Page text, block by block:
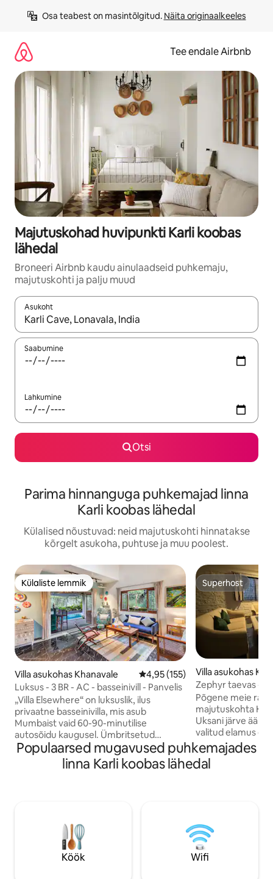
Osa teabest on masintõlgitud. Näita originaalkeeles
Tee endale Airbnb
Majutuskohad huvipunkti Karli koobas
lähedal
Broneeri Airbnb kaudu ainulaadseid puhkemaju,
majutuskohti ja palju muud
Asukoht
Kui tulemused on kuvatud, liigu ekraanil nooleklahvidega või
Saabumine
Lahkumine
Otsi
Parima hinnanguga puhkemajad linna
Karli koobas lähedal
Külalised nõustuvad: neid majutuskohti hinnatakse
kõrgelt asukoha, puhtuse ja muu poolest.
Külaliste lemmik
Külaliste lemmik
Villa asukohas Khanavale Keskmine hinnang 4,95/5, 155
4,95 (155)
Luksus - 3 BR - AC - basseinivill - Panvelis
„Villa Elsewhere“ on luksuslik, ilus
privaatne basseinivilla, mis asub
Mumbaist vaid 60-90-minutilise
autosõidu kaugusel. Ümbritsetud
lopsakate roheliste vaadetega
põldudele, mägedele ja looduse helidele.
Villas on 3 kliimaseadmega
valmistada maitsvaid toite (*lisatasu
eest). See on lemmikloomasõbralik
rahulikus ja rahulikus õhkkonnas,
Superhost
Superhost
Villa asukohas
Zephyr taevas -
Põgene meie
majutuskohta
Uksani järve
valitud elamus
saginast, kus on
abikaasa
Võid broneerida
puhkus – peatu
naudi tõelist rahu
pakume kiiret
pikemaks
Populaarsed mugavused puhkemajades
linna Karli koobas lähedal
Köök Wifi